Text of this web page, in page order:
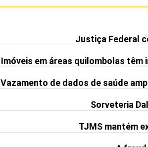
Justiça Federal
Imóveis em áreas quilombolas
Vazamento de dados de saúde
Sorveteria
TJMS mantém